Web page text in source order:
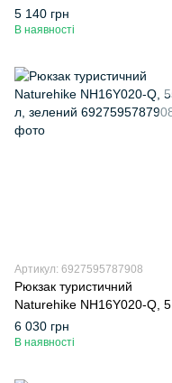
л, блакитний
5 140 грн
В наявності
Артикул: 6927595787908
Рюкзак туристичний
Naturehike NH16Y020-Q, 55
л, зелений
6 030 грн
В наявності